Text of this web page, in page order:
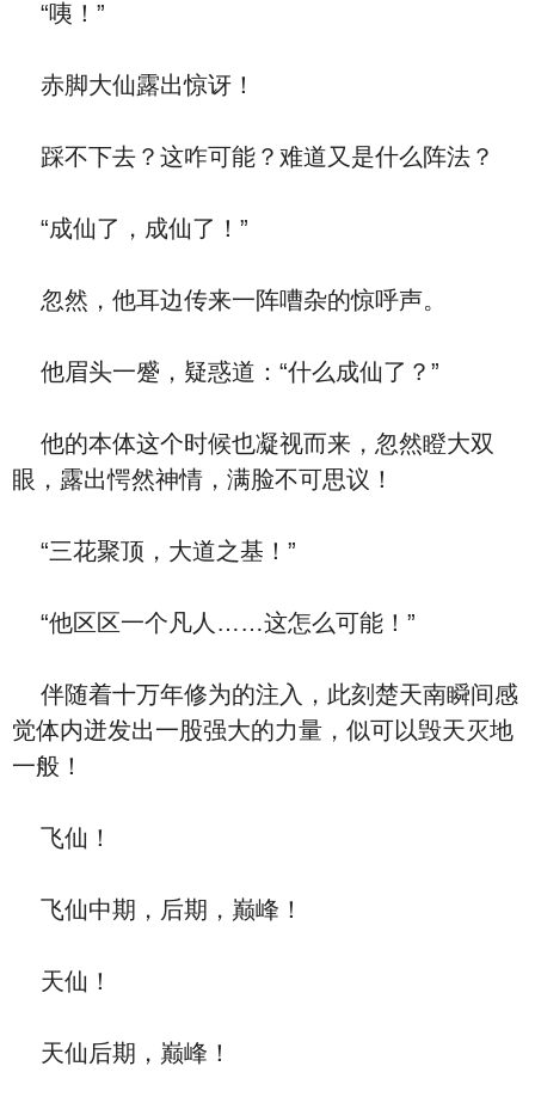
“咦！”
赤脚大仙露出惊讶！
踩不下去？这咋可能？难道又是什么阵法？
“成仙了，成仙了！”
忽然，他耳边传来一阵嘈杂的惊呼声。
他眉头一蹙，疑惑道：“什么成仙了？”
他的本体这个时候也凝视而来，忽然瞪大双
眼，露出愕然神情，满脸不可思议！
“三花聚顶，大道之基！”
“他区区一个凡人……这怎么可能！”
伴随着十万年修为的注入，此刻楚天南瞬间感
觉体内迸发出一股强大的力量，似可以毁天灭地
一般！
飞仙！
飞仙中期，后期，巅峰！
天仙！
天仙后期，巅峰！